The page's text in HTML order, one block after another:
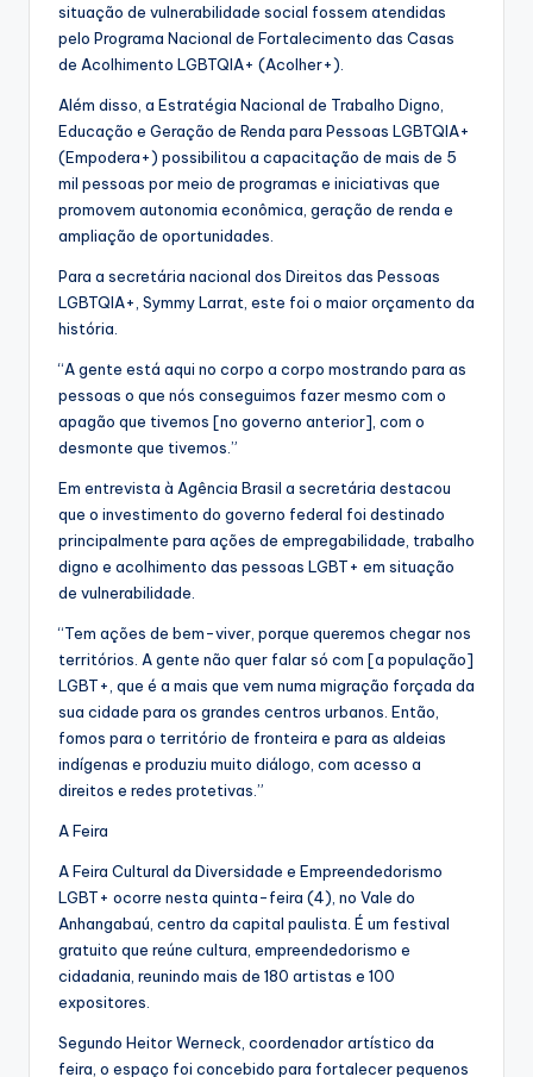
situação de vulnerabilidade social fossem atendidas
pelo Programa Nacional de Fortalecimento das Casas
de Acolhimento LGBTQIA+ (Acolher+).
Além disso, a Estratégia Nacional de Trabalho Digno,
Educação e Geração de Renda para Pessoas LGBTQIA+
(Empodera+) possibilitou a capacitação de mais de 5
mil pessoas por meio de programas e iniciativas que
promovem autonomia econômica, geração de renda e
ampliação de oportunidades.
Para a secretária nacional dos Direitos das Pessoas
LGBTQIA+, Symmy Larrat, este foi o maior orçamento da
história.
“A gente está aqui no corpo a corpo mostrando para as
pessoas o que nós conseguimos fazer mesmo com o
apagão que tivemos [no governo anterior], com o
desmonte que tivemos.”
Em entrevista à Agência Brasil a secretária destacou
que o investimento do governo federal foi destinado
principalmente para ações de empregabilidade, trabalho
digno e acolhimento das pessoas LGBT+ em situação
de vulnerabilidade.
“Tem ações de bem-viver, porque queremos chegar nos
territórios. A gente não quer falar só com [a população]
LGBT+, que é a mais que vem numa migração forçada da
sua cidade para os grandes centros urbanos. Então,
fomos para o território de fronteira e para as aldeias
indígenas e produziu muito diálogo, com acesso a
direitos e redes protetivas.”
A Feira
A Feira Cultural da Diversidade e Empreendedorismo
LGBT+ ocorre nesta quinta-feira (4), no Vale do
Anhangabaú, centro da capital paulista. É um festival
gratuito que reúne cultura, empreendedorismo e
cidadania, reunindo mais de 180 artistas e 100
expositores.
Segundo Heitor Werneck, coordenador artístico da
feira, o espaço foi concebido para fortalecer pequenos